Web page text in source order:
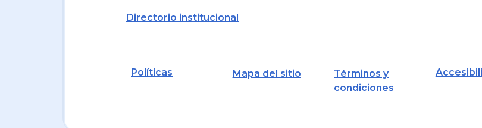
Directorio institucional
Políticas Mapa del sitio
Términos y
condiciones